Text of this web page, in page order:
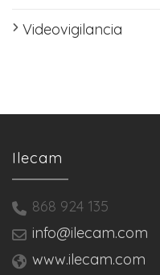
Videovigilancia
Ilecam
868 924 135
info@ilecam.com
www.ilecam.com